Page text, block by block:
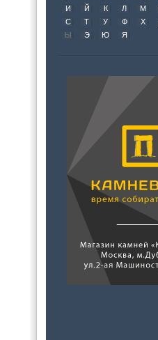
И
Й К Л М
С
Т У Ф Х
Ы
Э Ю Я